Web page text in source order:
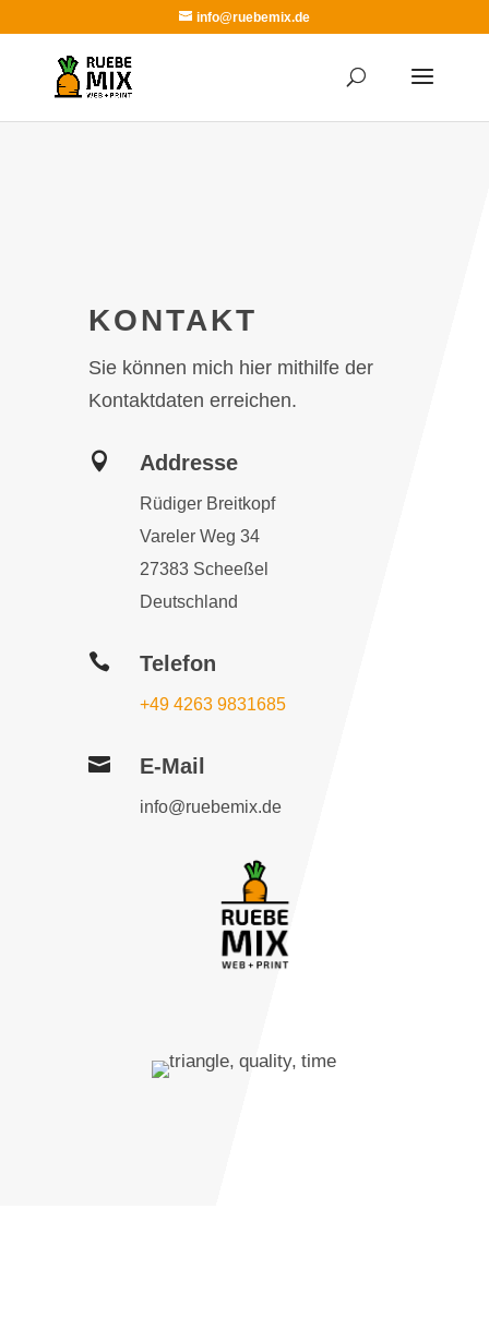
info@ruebemix.de
KONTAKT
Sie können mich hier mithilfe der
Kontaktdaten erreichen.

Addresse
Rüdiger Breitkopf
Vareler Weg 34
27383 Scheeßel
Deutschland

Telefon
+49 4263 9831685

E-Mail
info@ruebemix.de